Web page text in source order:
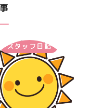
スタッフ日記